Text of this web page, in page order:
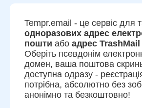
Tempr.email - це сервіс для
одноразових адрес
пошти або адрес TrashMail
Оберіть псевдонім
домен, ваша поштова
доступна одразу -
потрібна, абсолютно без
анонімно та безкоштовно!